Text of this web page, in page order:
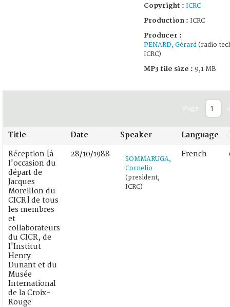
Copyright : ICRC
Production : ICRC
Producer :
PENARD, Gérard(radio
ICRC)
MP3 file size : 9,1 MB
Page
Title Date Speaker Language
Réception [à
l'occasion du
départ de
Jacques
Moreillon du
CICR] de tous
les membres
et
collaborateurs
du CICR, de
l'Institut
Henry
Dunant et du
Musée
International
de la Croix-
Rouge
28/10/1988
SOMMARUGA,
Cornelio
(president,
ICRC)
French